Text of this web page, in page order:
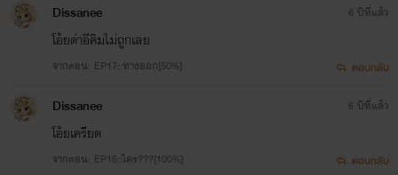
Dissanee
โอ้ยด่าอีคิมไม่ถูกเลย
จากตอน: EP17::ทางออก[50%]
6 ปีที่แล้ว
ตอบกลับ
Dissanee
โอ้ยเครียด
จากตอน: EP16::ใคร???[100%]
6 ปีที่แล้ว
ตอบกลับ